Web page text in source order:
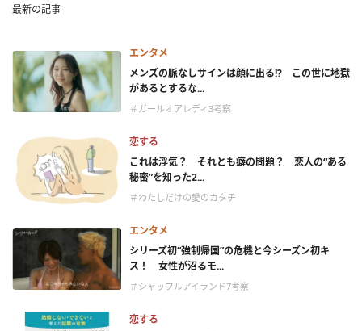
最新の記事
エンタメ
メンズの脈なしサインは顔に出る!? この世に地獄
があるとするな...
＃ガールオアレディ3考察
恋する
これは浮気？ それとも癖の問題？ 恋人の“ある
秘密”を知った2...
＃わたしだけの愛のカタチ
エンタメ
シリーズ初“強制帰国”の危機と今シーズン初キ
ス！ 女性が沼るモ...
＃シャッフルアイランド7考察
恋する